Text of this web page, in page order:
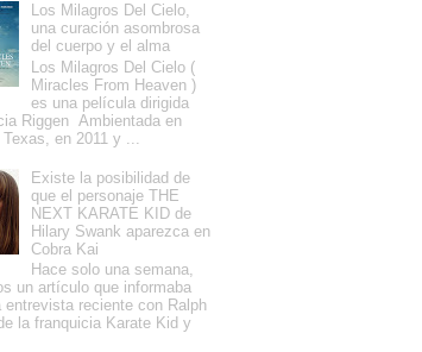
Los Milagros Del Cielo,
una curación asombrosa
del cuerpo y el alma
Los Milagros Del Cielo (
Miracles From Heaven )
es una película dirigida
Riggen Ambientada en
en 2011 y ...
Existe la posibilidad de
que el personaje THE
NEXT KARATE KID de
Hilary Swank aparezca en
Cobra Kai
Hace solo una semana,
un artículo que informaba
entrevista reciente con Ralph
la franquicia Karate Kid y